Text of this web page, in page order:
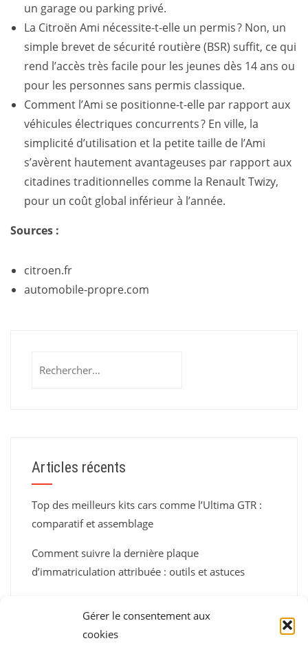
Gérer le consentement aux
cookies
un garage ou parking privé.
La Citroën Ami nécessite-t-elle un permis ? Non, un
simple brevet de sécurité routière (BSR) suffit, ce qui
rend l’accès très facile pour les jeunes dès 14 ans ou
pour les personnes sans permis classique.
Comment l’Ami se positionne-t-elle par rapport aux
véhicules électriques concurrents ? En ville, la
simplicité d’utilisation et la petite taille de l’Ami
s’avèrent hautement avantageuses par rapport aux
citadines traditionnelles comme la Renault Twizy,
pour un coût global inférieur à l’année.
Sources :
citroen.fr
automobile-propre.com
Articles récents
Top des meilleurs kits cars comme l’Ultima GTR :
comparatif et assemblage
Comment suivre la dernière plaque
d’immatriculation attribuée : outils et astuces
légalité et sécurité